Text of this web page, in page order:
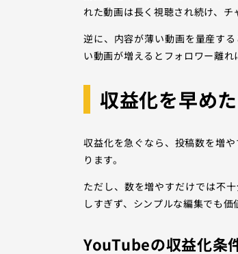
れた動画は長く視聴され続け、チ
逆に、内容が薄い動画を量産す
い動画が増えるとフォロワー離れ
収益化を早め
収益化を急ぐなら、投稿数を増
ります。
ただし、数を増やすだけでは不
しすぎず、シンプルな編集でも
YouTubeの収益化条